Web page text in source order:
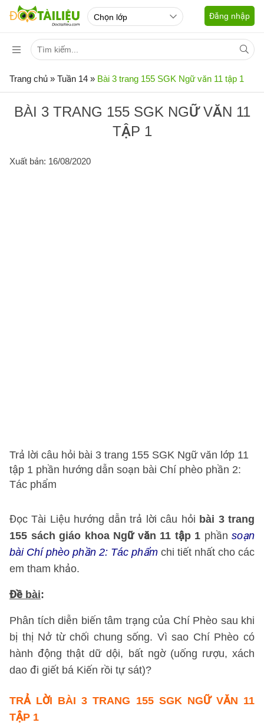
Đăng nhập
Trang chủ » Tuần 14 » Bài 3 trang 155 SGK Ngữ văn 11 tập 1
BÀI 3 TRANG 155 SGK NGỮ VĂN 11
TẬP 1
Xuất bản: 16/08/2020
Trả lời câu hỏi bài 3 trang 155 SGK Ngữ văn lớp 11
tập 1 phần hướng dẫn soạn bài Chí phèo phần 2:
Tác phẩm
Đọc Tài Liệu hướng dẫn trả lời câu hỏi bài 3 trang
155 sách giáo khoa Ngữ văn 11 tập 1 phần soạn
bài Chí phèo phần 2: Tác phẩm chi tiết nhất cho các
em tham khảo.
Đề bài:
Phân tích diễn biến tâm trạng của Chí Phèo sau khi
bị thị Nở từ chối chung sống. Vì sao Chí Phèo có
hành động thật dữ dội, bất ngờ (uống rượu, xách
dao đi giết bá Kiến rồi tự sát)?
TRẢ LỜI BÀI 3 TRANG 155 SGK NGỮ VĂN 11
TẬP 1